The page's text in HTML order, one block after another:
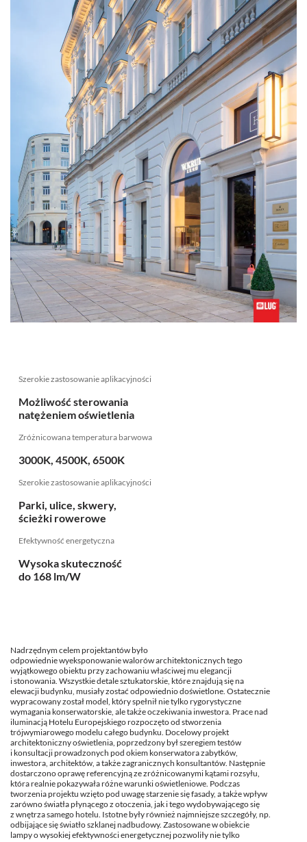
Szerokie zastosowanie aplikacyjności
Możliwość sterowania
natężeniem oświetlenia
Zróżnicowana temperatura barwowa
3000K, 4500K, 6500K
Szerokie zastosowanie aplikacyjności
Parki, ulice, skwery,
ścieżki rowerowe
Efektywność energetyczna
Wysoka skuteczność
do 168 lm/W
Nadrzędnym celem projektantów było
odpowiednie wyeksponowanie walorów architektonicznych tego
wyjątkowego obiektu przy zachowaniu właściwej mu elegancji
i stonowania. Wszystkie detale sztukatorskie, które znajdują się na
elewacji budynku, musiały zostać odpowiednio doświetlone. Ostatecznie
wypracowany został model, który spełnił nie tylko rygorystyczne
wymagania konserwatorskie, ale także oczekiwania inwestora. Prace nad
iluminacją Hotelu Europejskiego rozpoczęto od stworzenia
trójwymiarowego modelu całego budynku. Docelowy projekt
architektoniczny oświetlenia, poprzedzony był szeregiem testów
i konsultacji prowadzonych pod okiem konserwatora zabytków,
inwestora, architektów, a także zagranicznych konsultantów. Następnie
dostarczono oprawę referencyjną ze zróżnicowanymi kątami rozsyłu,
która realnie pokazywała różne warunki oświetleniowe. Podczas
tworzenia projektu wzięto pod uwagę starzenie się fasady, a także wpływ
zarówno światła płynącego z otoczenia, jak i tego wydobywającego się
z wnętrza samego hotelu. Istotne były również najmniejsze szczegóły, np.
odbijające się światło szklanej nadbudowy. Zastosowane w obiekcie
lampy o wysokiej efektywności energetycznej pozwoliły nie tylko